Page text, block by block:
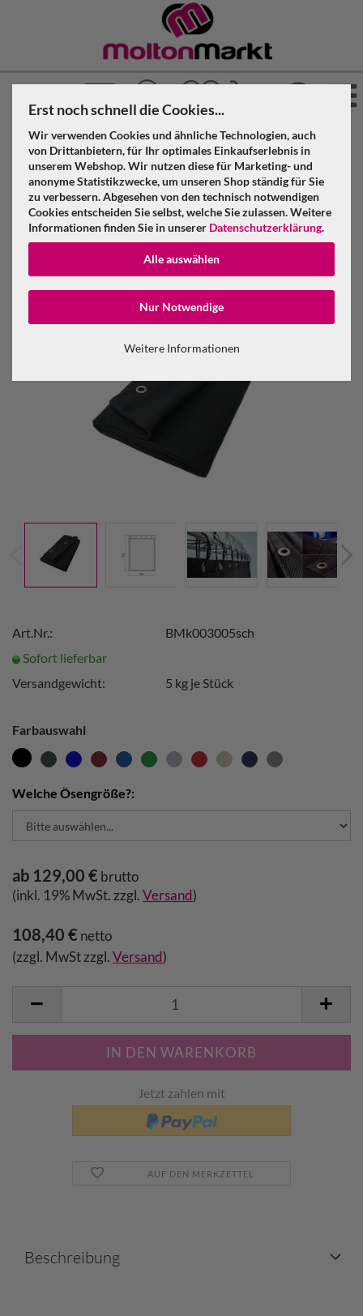
Erst noch schnell die Cookies...
Wir verwenden Cookies und ähnliche Technologien, auch
von Drittanbietern, für Ihr optimales Einkaufserlebnis in
unserem Webshop. Wir nutzen diese für Marketing- und
anonyme Statistikzwecke, um unseren Shop ständig für Sie
zu verbessern. Abgesehen von den technisch notwendigen
Cookies entscheiden Sie selbst, welche Sie zulassen. Weitere
Informationen finden Sie in unserer Datenschutzerklärung.
Alle auswählen
Nur Notwendige
Weitere Informationen
Konto erstellen
Molton Markt » Molton » Bühnenmolton »
Konfektioniert & geöst » Schwarz »
Bühnenmolton konfektioniert, schwarz, B=3m (geöst) x H=5m
Bühnenmolton konfektioniert, schwarz,
B=3m (geöst) x H=5m
Art.Nr.:
BMk003005sch
Sofort lieferbar
Versandgewicht:
5 kg je Stück
Farbauswahl
Welche Ösengröße?:
ab 129,00 € brutto
(inkl. 19% MwSt. zzgl. Versand )
108,40 € netto
(zzgl. MwSt zzgl. Versand)
Jetzt zahlen mit
AUF DEN MERKZETTEL
Beschreibung